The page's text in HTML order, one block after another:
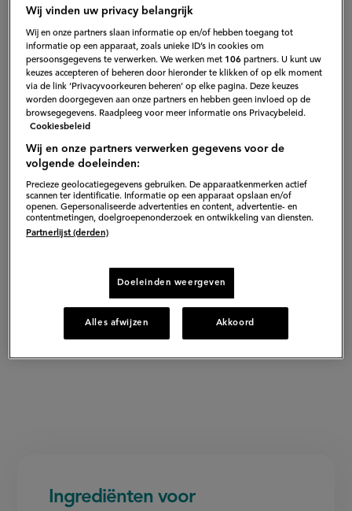
Gepubliceerd op: 27-02-13
Bewerkt op:
13-04-2026
Ingrediënten voor
Wij vinden uw privacy belangrijk
Wij en onze partners slaan informatie op en/of hebben toegang tot
informatie op een apparaat, zoals unieke ID’s in cookies om
persoonsgegevens te verwerken. We werken met 106 partners. U kunt uw
keuzes accepteren of beheren door hieronder te klikken of op elk moment
via de link ‘Privacyvoorkeuren beheren’ op elke pagina. Deze keuzes
worden doorgegeven aan onze partners en hebben geen invloed op de
browsegegevens. Raadpleeg voor meer informatie ons Privacybeleid.
Cookiesbeleid
Wij en onze partners verwerken gegevens voor de
volgende doeleinden:
Precieze geolocatiegegevens gebruiken. De apparaatkenmerken actief
scannen ter identificatie. Informatie op een apparaat opslaan en/of
openen. Gepersonaliseerde advertenties en content, advertentie- en
contentmetingen, doelgroepenonderzoek en ontwikkeling van diensten.
Partnerlijst (derden)
Doeleinden weergeven
Alles afwijzen Akkoord